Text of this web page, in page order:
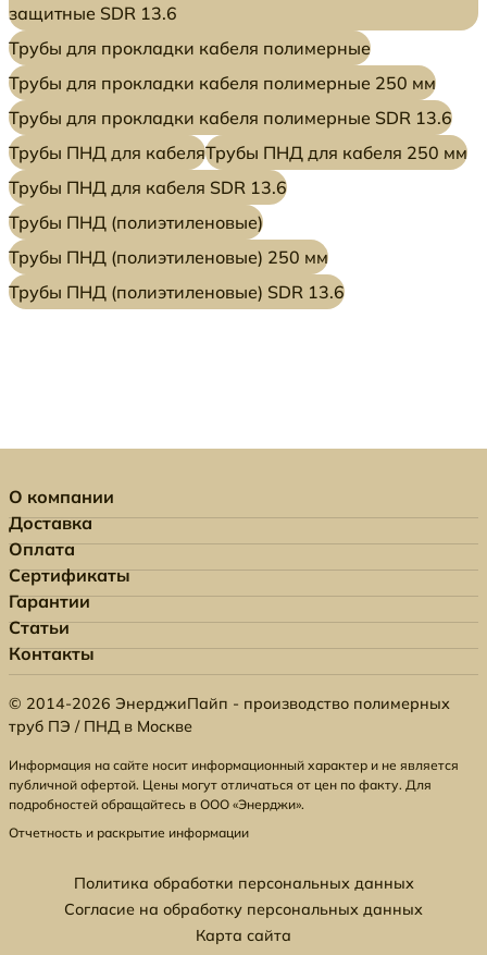
защитные SDR 13.6
Трубы для прокладки кабеля полимерные
Трубы для прокладки кабеля полимерные 250 мм
Трубы для прокладки кабеля полимерные SDR 13.6
Трубы ПНД для кабеляТрубы ПНД для кабеля 250 мм
Трубы ПНД для кабеля SDR 13.6
Трубы ПНД (полиэтиленовые)
Трубы ПНД (полиэтиленовые) 250 мм
Трубы ПНД (полиэтиленовые) SDR 13.6
О компании
Доставка
Оплата
Сертификаты
Гарантии
Статьи
Контакты
© 2014-2026 ЭнерджиПайп - производство полимерных
труб ПЭ / ПНД в Москве
Информация на сайте носит информационный характер и не является
публичной офертой. Цены могут отличаться от цен по факту. Для
подробностей обращайтесь в ООО «Энерджи».
Отчетность и раскрытие информации
Политика обработки персональных данных
Согласие на обработку персональных данных
Карта сайта